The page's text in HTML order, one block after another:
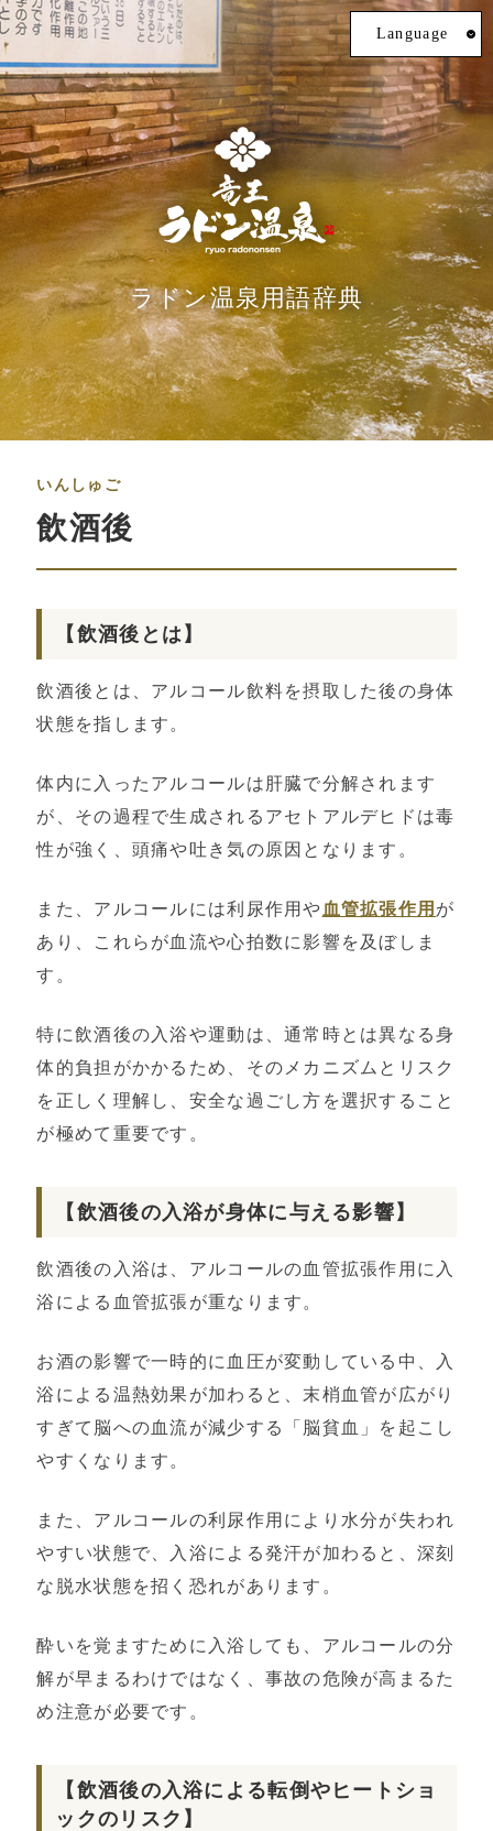
ラドン温泉用語辞典
Language
いんしゅご
飲酒後
【飲酒後とは】
飲酒後とは、アルコール飲料を摂取した後の身体
状態を指します。
体内に入ったアルコールは肝臓で分解されます
が、その過程で生成されるアセトアルデヒドは毒
性が強く、頭痛や吐き気の原因となります。
また、アルコールには利尿作用や 血管拡張作用 が
あり、これらが血流や心拍数に影響を及ぼしま
す。
特に飲酒後の入浴や運動は、通常時とは異なる身
体的負担がかかるため、そのメカニズムとリスク
を正しく理解し、安全な過ごし方を選択すること
が極めて重要です。
【飲酒後の入浴が身体に与える影響】
飲酒後の入浴は、アルコールの血管拡張作用に入
浴による血管拡張が重なります。
お酒の影響で一時的に血圧が変動している中、入
浴による温熱効果が加わると、末梢血管が広がり
すぎて脳への血流が減少する「脳貧血」を起こし
やすくなります。
また、アルコールの利尿作用により水分が失われ
やすい状態で、入浴による発汗が加わると、深刻
な脱水状態を招く恐れがあります。
酔いを覚ますために入浴しても、アルコールの分
解が早まるわけではなく、事故の危険が高まるた
め注意が必要です。
【飲酒後の入浴による転倒やヒートショ
ックのリスク】